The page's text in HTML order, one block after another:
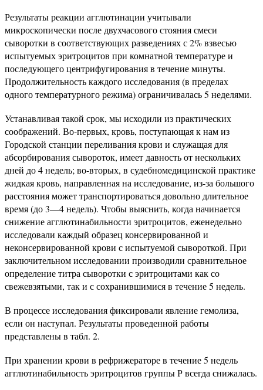
Результаты реакции агглютинации учитывали
микроскопически после двухчасового стояния смеси
сыворотки в соответствующих разведениях с 2% взвесью
испытуемых эритроцитов при комнатной температуре и
последующего центрифугирования в течение минуты.
Продолжительность каждого исследования (в пределах
одного температурного режима) ограничивалась 5 неделями.
Устанавливая такой срок, мы исходили из практических
соображений. Во-первых, кровь, поступающая к нам из
Городской станции переливания крови и служащая для
абсорбирования сывороток, имеет давность от нескольких
дней до 4 недель; во-вторых, в судебномедицинской практике
жидкая кровь, направленная на исследование, из-за большого
расстояния может транспортироваться довольно длительное
время (до 3—4 недель). Чтобы выяснить, когда начинается
снижение агглютинабильности эритроцитов, еженедельно
исследовали каждый образец консервированной и
неконсервированной крови с испытуемой сывороткой. При
заключительном исследовании производили сравнительное
определение титра сыворотки с эритроцитами как со
свежевзятыми, так и с сохранившимися в течение 5 недель.
В процессе исследования фиксировали явление гемолиза,
если он наступал. Результаты проведенной работы
представлены в табл. 2.
При хранении крови в рефрижераторе в течение 5 недель
агглютинабильность эритроцитов группы Р всегда снижалась.